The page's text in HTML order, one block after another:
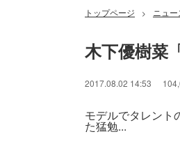
トップページ > ニュー
木下優樹菜
2017.08.02 14:53
モデルでタレント
た猛勉...